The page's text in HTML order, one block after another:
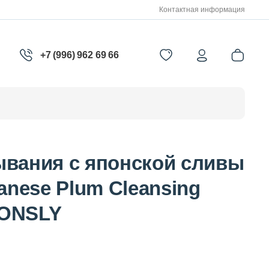
Контактная информация
+7 (996) 962 69 66
с японской сливы
Plum Cleansing